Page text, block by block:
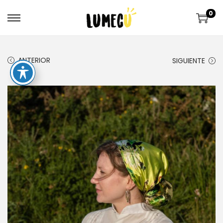
0
ANTERIOR SIGUIENTE